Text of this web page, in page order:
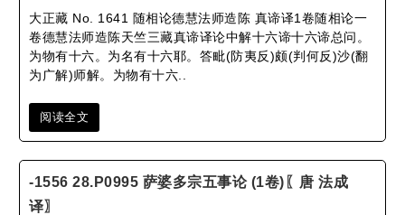
大正藏 No. 1641 随相论德慧法师造陈 真谛译1卷随相论一
卷德慧法师造陈天竺三藏真谛译论中解十六谛十六谛总问。
为物有十六。为名有十六耶。答毗(防夷反)颇(判何反)沙(翻
为广解)师解。为物有十六..
阅读全文
-1556 28.P0995 萨婆多宗五事论 (1卷)〖唐 法成
译〗